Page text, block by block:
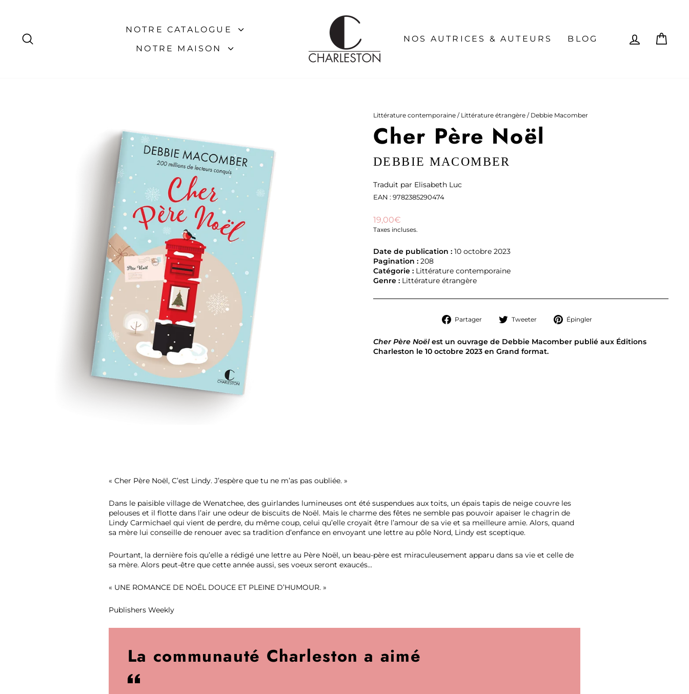
NOTRE CATALOGUE
NOTRE MAISON
NOS AUTRICES & AUTEURS BLOG SE
Littérature contemporaine / Littérature étrangère / Debbie Macomber
Cher Père Noël
DEBBIE MACOMBER
Traduit par Elisabeth Luc
EAN : 9782385290474
Prix
régulier
19,00€
Taxes incluses.
Date de publication : 10 octobre 2023
Pagination : 208
Catégorie : Littérature contemporaine
Genre : Littérature étrangère
Partager
Partager
Facebook
Tweeter
Tweeter
Twitter
Épingler
Pinterest
Cher Père Noël est un ouvrage de Debbie Macomber publié aux Éditions
Charleston le 10 octobre 2023 en Grand format.
« Cher Père Noël, C’est Lindy. J’espère que tu ne m’as pas oubliée. »
Dans le paisible village de Wenatchee, des guirlandes lumineuses ont été suspendues aux toits, un épais tapis de neige couvre les
pelouses et il flotte dans l’air une odeur de biscuits de Noël. Mais le charme des fêtes ne semble pas pouvoir apaiser le chagrin de
Lindy Carmichael qui vient de perdre, du même coup, celui qu’elle croyait être l’amour de sa vie et sa meilleure amie. Alors, quand
sa mère lui conseille de renouer avec sa tradition d’enfance en envoyant une lettre au pôle Nord, Lindy est sceptique.
Pourtant, la dernière fois qu’elle a rédigé une lettre au Père Noël, un beau-père est miraculeusement apparu dans sa vie et celle de
sa mère. Alors peut-être que cette année aussi, ses voeux seront exaucés...
« UNE ROMANCE DE NOËL DOUCE ET PLEINE D’HUMOUR. »
Publishers Weekly
La communauté Charleston a aimé